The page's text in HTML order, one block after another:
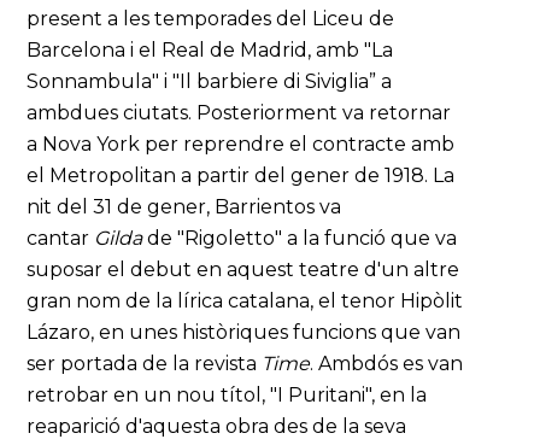
present a les temporades del Liceu de
Barcelona i el Real de Madrid, amb "La
Sonnambula" i "Il barbiere di Siviglia” a
ambdues ciutats. Posteriorment va retornar
a Nova York per reprendre el contracte amb
el Metropolitan a partir del gener de 1918. La
nit del 31 de gener, Barrientos va
cantar Gildade "Rigoletto" a la funció que va
suposar el debut en aquest teatre d'un altre
gran nom de la lírica catalana, el tenor Hipòlit
Lázaro, en unes històriques funcions que van
ser portada de la revista Time. Ambdós es van
retrobar en un nou títol, "I Puritani", en la
reaparició d'aquesta obra des de la seva